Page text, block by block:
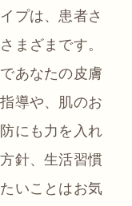
プは、患者さ
まざまです。
あなたの皮膚
導や、肌のお
にも力を入れ
針、生活習慣
いことはお気